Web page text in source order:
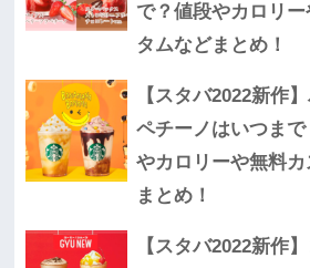
で？値段やカロリ
タムなどまとめ！
【スタバ2022新作
ペチーノはいつまで
やカロリーや無料
まとめ！
【スタバ2022新作